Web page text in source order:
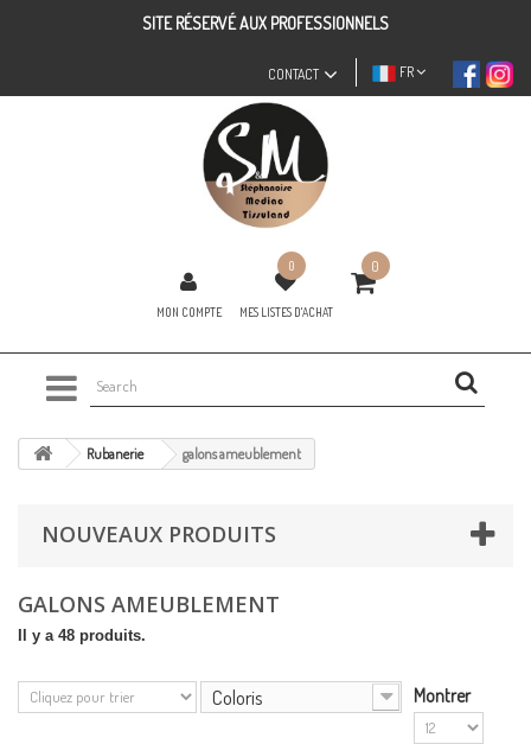
SITE RÉSERVÉ AUX PROFESSIONNELS
FR
CONTACT
MON COMPTE
0
MES LISTES D'ACHAT
0
Rubanerie galons ameublement
NOUVEAUX PRODUITS
GALONS AMEUBLEMENT
Il y a 48 produits.
Coloris Montrer